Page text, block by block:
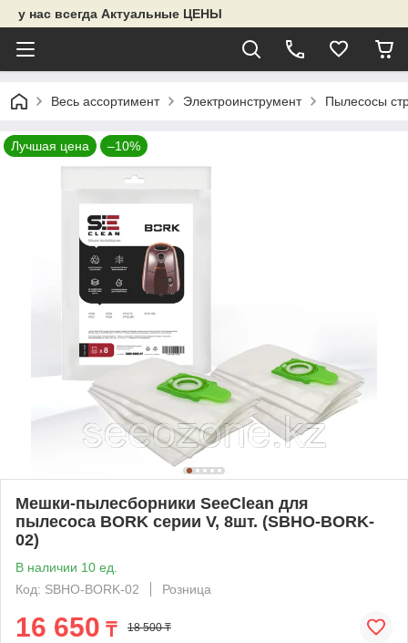
у нас всегда Актуальные ЦЕНЫ
Весь ассортимент Электроинструмент Пылесосы
Лучшая цена –10%
Мешки-пылесборники SeeClean для
пылесоса BORK серии V, 8шт. (SBHO-BORK-
02)
В наличии 10 ед.
Код: SBHO-BORK-02
Розница
16 650 ₸ 18 500 ₸